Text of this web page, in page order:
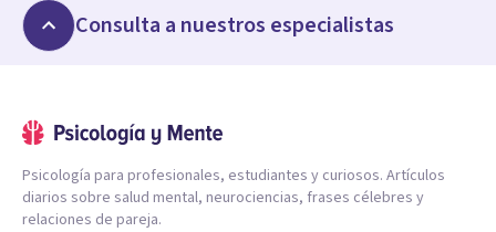
Consulta a nuestros especialistas
Psicología para profesionales, estudiantes y curiosos. Artículos
diarios sobre salud mental, neurociencias, frases célebres y
relaciones de pareja.